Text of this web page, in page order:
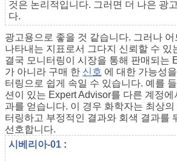
것은 논리적입니다. 그러면 더 나은 광
다.
광고용으로 좋을 것 같습니다. 그러나
나타내는 지표로서 그다지 신뢰할 수 있
결국 모니터링이 시장을 통해 판매되는
가 아니라 구매 한 신호 에 대한 가능성
터링으로 쉽게 속일 수 있습니다. 예를
션이 있는 Expert Advisor를 다른 계정에
과를 얻습니다. 이 경우 화학자는 최상의
터링하고 부정적인 결과와 회색 결과를
선호합니다.
시베리아-01 :